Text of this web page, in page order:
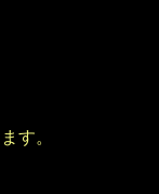
す。